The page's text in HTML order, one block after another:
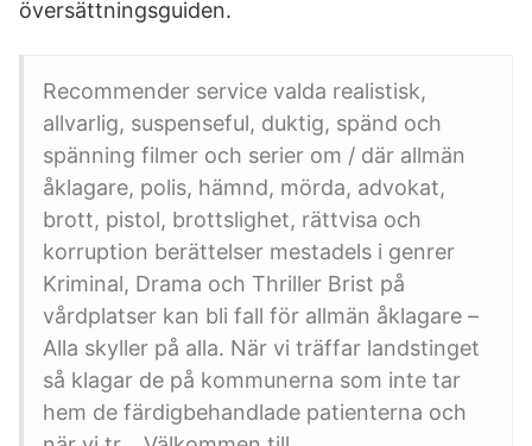
översättningsguiden.
Recommender service valda realistisk,
allvarlig, suspenseful, duktig, spänd och
spänning filmer och serier om / där allmän
åklagare, polis, hämnd, mörda, advokat,
brott, pistol, brottslighet, rättvisa och
korruption berättelser mestadels i genrer
Kriminal, Drama och Thriller Brist på
vårdplatser kan bli fall för allmän åklagare –
Alla skyller på alla. När vi träffar landstinget
så klagar de på kommunerna som inte tar
hem de färdigbehandlade patienterna och